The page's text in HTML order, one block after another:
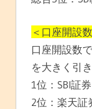
＜口座開設
口座開設数
を大きく引
1位：SBI証券
2位：楽天証